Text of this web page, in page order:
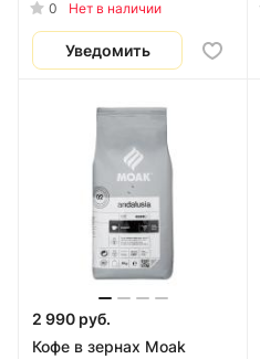
0 Нет в наличии
Уведомить
2 990 руб.
Кофе в зернах Moak